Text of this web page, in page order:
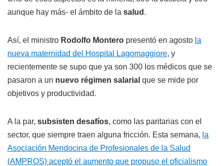
aunque hay más- el ámbito de la salud .
Así, el ministro Rodolfo Montero presentó en agosto la
nueva maternidad del Hospital Lagomaggiore, y
recientemente se supo que ya son 300 los médicos que se
pasaron a un nuevo régimen salarial que se mide por
objetivos y productividad.
A la par, subsisten desafíos, como las paritarias con el
sector, que siempre traen alguna fricción. Esta semana, la
Asociación Mendocina de Profesionales de la Salud
(AMPROS) aceptó el aumento que propuso el oficialismo